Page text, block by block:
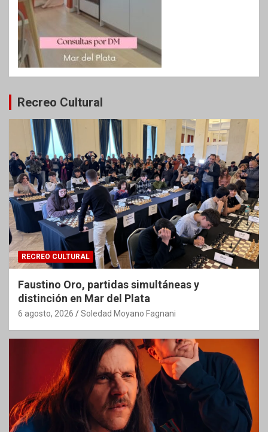
Recreo Cultural
RECREO CULTURAL
Faustino Oro, partidas simultáneas y
distinción en Mar del Plata
6 agosto, 2026 Soledad Moyano Fagnani